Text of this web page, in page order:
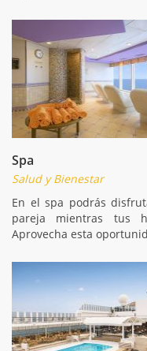
Spa
Salud y Bienestar
En el spa podrás
pareja mientras tus
Aprovecha esta